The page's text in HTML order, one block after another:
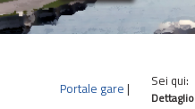
Portale gare | Sei qui:
Dettaglio